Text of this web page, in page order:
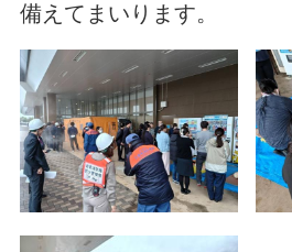
備えてまいります。